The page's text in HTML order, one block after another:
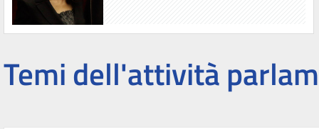
Temi dell'attività